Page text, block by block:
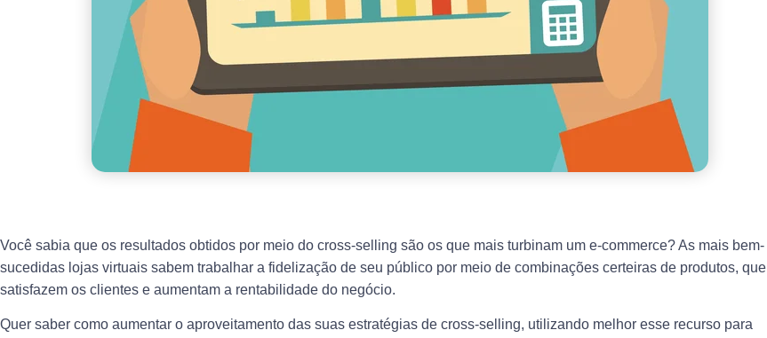
Você sabia que os resultados obtidos por meio do cross-selling são os que mais turbinam um e-commerce? As mais bem-
sucedidas lojas virtuais sabem trabalhar a fidelização de seu público por meio de combinações certeiras de produtos, que
satisfazem os clientes e aumentam a rentabilidade do negócio.
Quer saber como aumentar o aproveitamento das suas estratégias de cross-selling, utilizando melhor esse recurso para